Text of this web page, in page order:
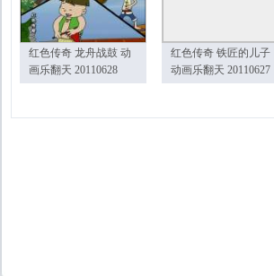
红色传奇 龙舟战鼓 动
画乐翻天 20110628
红色传奇 铁匠的儿子
动画乐翻天 20110627